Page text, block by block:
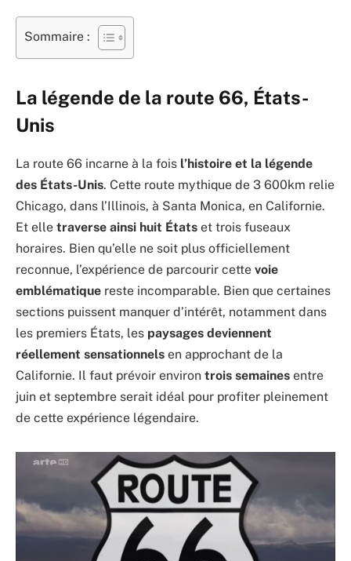
Sommaire :
La légende de la route 66, États-
Unis
La route 66 incarne à la fois l’histoire et la légende
des États-Unis. Cette route mythique de 3 600km relie
Chicago, dans l’Illinois, à Santa Monica, en Californie.
Et elle traverse ainsi huit États et trois fuseaux
horaires. Bien qu’elle ne soit plus officiellement
reconnue, l’expérience de parcourir cette voie
emblématique reste incomparable. Bien que certaines
sections puissent manquer d’intérêt, notamment dans
les premiers États, les paysages deviennent
réellement sensationnels en approchant de la
Californie. Il faut prévoir environ trois semaines entre
juin et septembre serait idéal pour profiter pleinement
de cette expérience légendaire.